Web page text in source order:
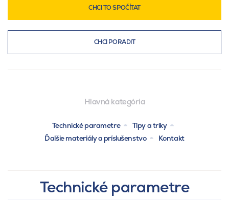
CHCI TO SPOČÍTAT
CHCI PORADIT
Hlavná kategória
Technické parametre
Tipy a triky
Ďalšie materiály a príslušenstvo
Kontakt
Technické parametre